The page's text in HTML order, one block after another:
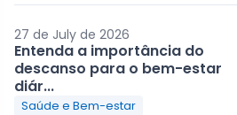
27 de July de 2026
Entenda a importância do
descanso para o bem-estar
diár...
Saúde e Bem-estar